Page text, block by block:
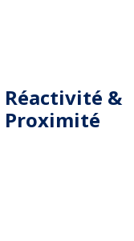
Réactivité &
Proximité